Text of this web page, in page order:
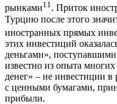
рынками11. Приток
Турцию после этого
иностранных прямых
этих инвестиций
деньгами»,
известно из опыта
денег» – не инвестиции в
с ценными бумагами,
прибыли.